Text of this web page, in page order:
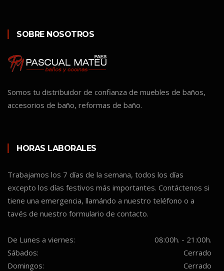
SOBRE NOSOTROS
Somos tu distribuidor de confianza de muebles de baños,
accesorios de baño, reformas de baño.
HORAS LABORALES
Trabajamos los 7 días de la semana, todos los días
excepto los días festivos más importantes. Contáctenos si
tiene una emergencia, llamándo a nuestro teléfono o a
tavés de nuestro formulario de contacto.
De Lunes a viernes:
08:00h. - 21:00h.
Sábados:
Cerrado
Domingos:
Cerrado